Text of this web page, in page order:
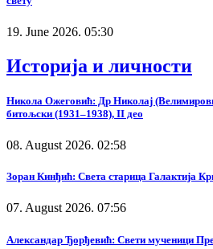
19. June 2026. 05:30
Историја и личности
Никола Ожеговић: Др Николај
битољски (1931–1938), II део
08. August 2026. 02:58
Зоран Кинђић: Света старица Галактија
07. August 2026. 07:56
Александар Ђорђевић: Свети мученици